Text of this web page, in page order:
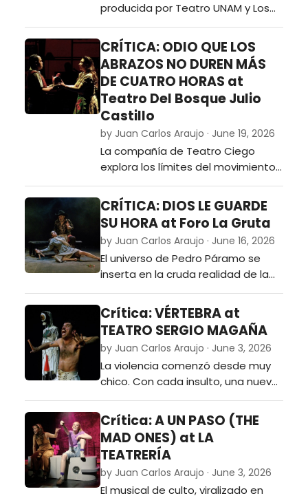
producida por Teatro UNAM y Los
Endebles sobre la angustia de la
juventud y el cinismo adulto en
torno a la manera en que estamos
matando el planeta.…
CRÍTICA: ODIO QUE LOS
ABRAZOS NO DUREN MÁS
DE CUATRO HORAS at
Teatro Del Bosque Julio
Castillo
by Juan Carlos Araujo · June 19, 2026
La compañía de Teatro Ciego
explora los límites del movimiento
en escena a partir de una serie de
viñetas en torno a los corazones
rotos.…
CRÍTICA: DIOS LE GUARDE
SU HORA at Foro La Gruta
by Juan Carlos Araujo · June 16, 2026
El universo de Pedro Páramo se
inserta en la cruda realidad de la
Sierra Tarahumara desde la mirada
de la Compañía Nacional de
Teatro y la sensibilidad del director
Juan Carrillo.…
Crítica: VÉRTEBRA at
TEATRO SERGIO MAGAÑA
by Juan Carlos Araujo · June 3, 2026
La violencia comenzó desde muy
chico. Con cada insulto, una nueva
herida en el centro de la espalda
generando ese dolor gélido que
sólo se siente en los huesos. …
Crítica: A UN PASO (THE
MAD ONES) at LA
TEATRERÍA
by Juan Carlos Araujo · June 3, 2026
El musical de culto, viralizado en